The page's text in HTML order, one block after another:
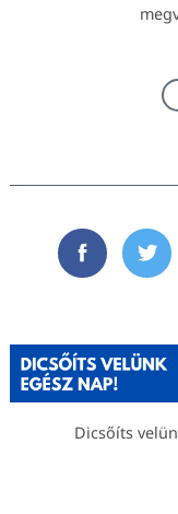
Facebook
Dicsőíts